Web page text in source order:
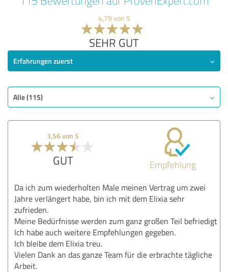
4,79 von 5
SEHR GUT
Erfahrungen zuerst
Alle (115)
3,56 von 5
GUT Empfehlung
Da ich zum wiederholten Male meinen Vertrag um zwei
Jahre verlängert habe, bin ich mit dem Elixia sehr
zufrieden.
Meine Bedürfnisse werden zum ganz großen Teil befriedigt
Ich habe auch weitere Empfehlungen gegeben.
Ich bleibe dem Elixia treu.
Vielen Dank an das ganze Team für die erbrachte tägliche
Arbeit.